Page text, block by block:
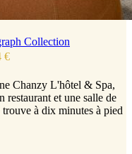
Collection
€
Chanzy L'hôtel & Spa,
restaurant et une salle de
à dix minutes à pied